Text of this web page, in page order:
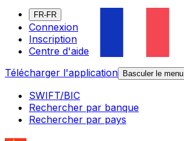
FR-FR
Connexion
Inscription
Centre d'aide
Télécharger l'application
Basculer le menu
SWIFT/BIC
Rechercher par banque
Rechercher par pays